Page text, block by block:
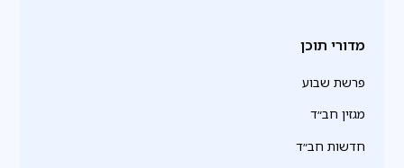
מדורי תוכן
פרשת שבוע
מגזין חב״ד
חדשות חב״ד